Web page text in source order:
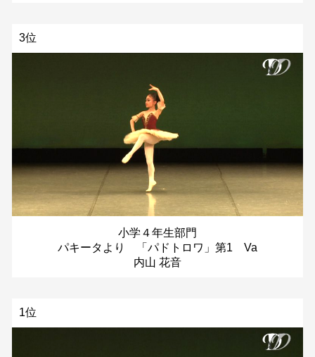
3位
小学４年生部門
パキータより 「パドトロワ」第1 Va
内山 花音
1位